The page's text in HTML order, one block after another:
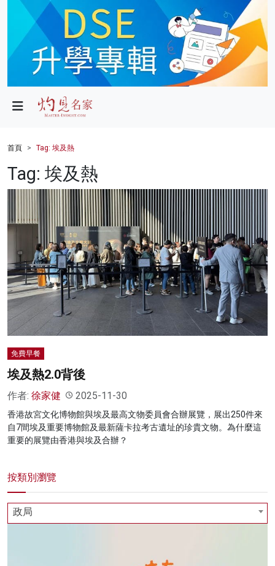
政局
財經
健康
商業
科技
影片
名家榜
灼見活動
首頁 Tag: 埃及熱
Tag: 埃及熱
免費早餐
埃及熱2.0背後
作者: 徐家健 2025-11-30
香港故宮文化博物館與埃及最高文物委員會合辦展覽，展出250件來
自7間埃及重要博物館及最新薩卡拉考古遺址的珍貴文物。為什麼這
重要的展覽由香港與埃及合辦？
按類別瀏覽
政局